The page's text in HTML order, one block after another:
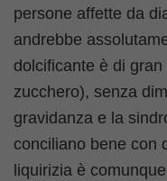
persone affette da
andrebbe
dolcificante è di
zucchero), senza
gravidanza e la
conciliano bene con
liquirizia è